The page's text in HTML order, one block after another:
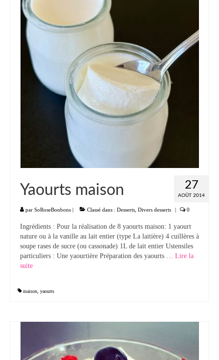
27
AOÛT 2014
Yaourts maison
par SoRoseBonbons | Classé dans : Desserts Divers desserts | 0
Ingrédients : Pour la réalisation de 8 yaourts maison: 1 yaourt
nature ou à la vanille au lait entier (type La laitière) 4 cuillères à
soupe rases de sucre (ou cassonade) 1L de lait entier Ustensiles
particuliers : Une yaourtière Préparation des yaourts … Lire la
suite­­
maison yaourts